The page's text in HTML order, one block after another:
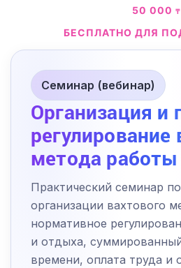
50 000 ₸
БЕСПЛАТНО ДЛЯ
Семинар (вебинар)
Организация и
регулирование
метода работы
Практический семинар
организации вахтового
нормативное
и отдыха,
времени, оплата труда и